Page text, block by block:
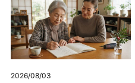
2026/08/03